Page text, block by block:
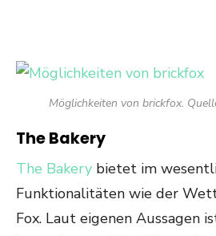
Möglichkeiten von brickfox.
The Bakery
The Bakery bietet im
Funktionalitäten wie der
Fox. Laut eigenen Aussagen